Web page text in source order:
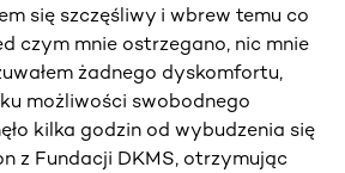
się szczęśliwy i wbrew temu co
czym mnie ostrzegano, nic mnie
żadnego dyskomfortu,
możliwości swobodnego
kilka godzin od wybudzenia się
z Fundacji DKMS, otrzymując